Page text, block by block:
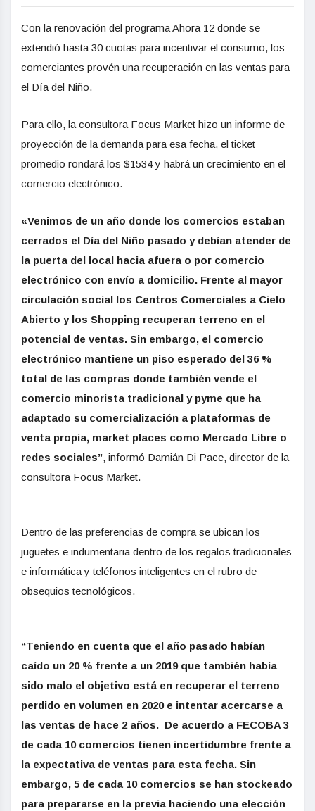
Con la renovación del programa Ahora 12 donde se
extendió hasta 30 cuotas para incentivar el consumo, los
comerciantes provén una recuperación en las ventas para
el Día del Niño.
Para ello, la consultora Focus Market hizo un informe de
proyección de la demanda para esa fecha, el ticket
promedio rondará los $1534 y habrá un crecimiento en el
comercio electrónico.
«Venimos de un año donde los comercios estaban
cerrados el Día del Niño pasado y debían atender de
la puerta del local hacia afuera o por comercio
electrónico con envío a domicilio. Frente al mayor
circulación social los Centros Comerciales a Cielo
Abierto y los Shopping recuperan terreno en el
potencial de ventas. Sin embargo, el comercio
electrónico mantiene un piso esperado del 36 %
total de las compras donde también vende el
comercio minorista tradicional y pyme que ha
adaptado su comercialización a plataformas de
venta propia, market places como Mercado Libre o
redes sociales”, informó Damián Di Pace, director de la
consultora Focus Market.
Dentro de las preferencias de compra se ubican los
juguetes e indumentaria dentro de los regalos tradicionales
e informática y teléfonos inteligentes en el rubro de
obsequios tecnológicos.
“Teniendo en cuenta que el año pasado habían
caído un 20 % frente a un 2019 que también había
sido malo el objetivo está en recuperar el terreno
perdido en volumen en 2020 e intentar acercarse a
las ventas de hace 2 años. De acuerdo a FECOBA 3
de cada 10 comercios tienen incertidumbre frente a
la expectativa de ventas para esta fecha. Sin
embargo, 5 de cada 10 comercios se han stockeado
para prepararse en la previa haciendo una elección